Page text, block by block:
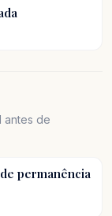
antes de
permanência